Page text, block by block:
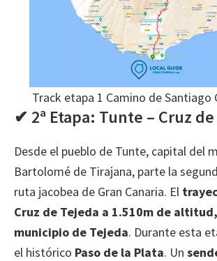
Track etapa 1 Camino de Santiago
✔ 2ª Etapa: Tunte – Cruz
Desde el pueblo de Tunte, capital del
Bartolomé de Tirajana, parte la
ruta jacobea de Gran Canaria. El
Cruz de Tejeda a 1.510m de
municipio de Tejeda. Durante esta
el histórico Paso de la Plata. Un